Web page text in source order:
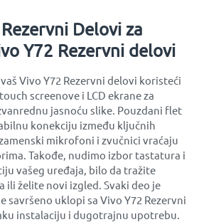
Delovi za
Y72 Rezervni delovi
Vivo Y72 Rezervni delovi koristeći
screenove i LCD ekrane za
jasnoću slike. Pouzdani flet
konekciju između ključnih
mikrofoni i zvučnici vraćaju
Takođe, nudimo izbor tastatura i
vašeg uređaja, bilo da tražite
ili želite novi izgled. Svaki deo je
savršeno uklopi sa Vivo Y72 Rezervni
instalaciju i dugotrajnu upotrebu.